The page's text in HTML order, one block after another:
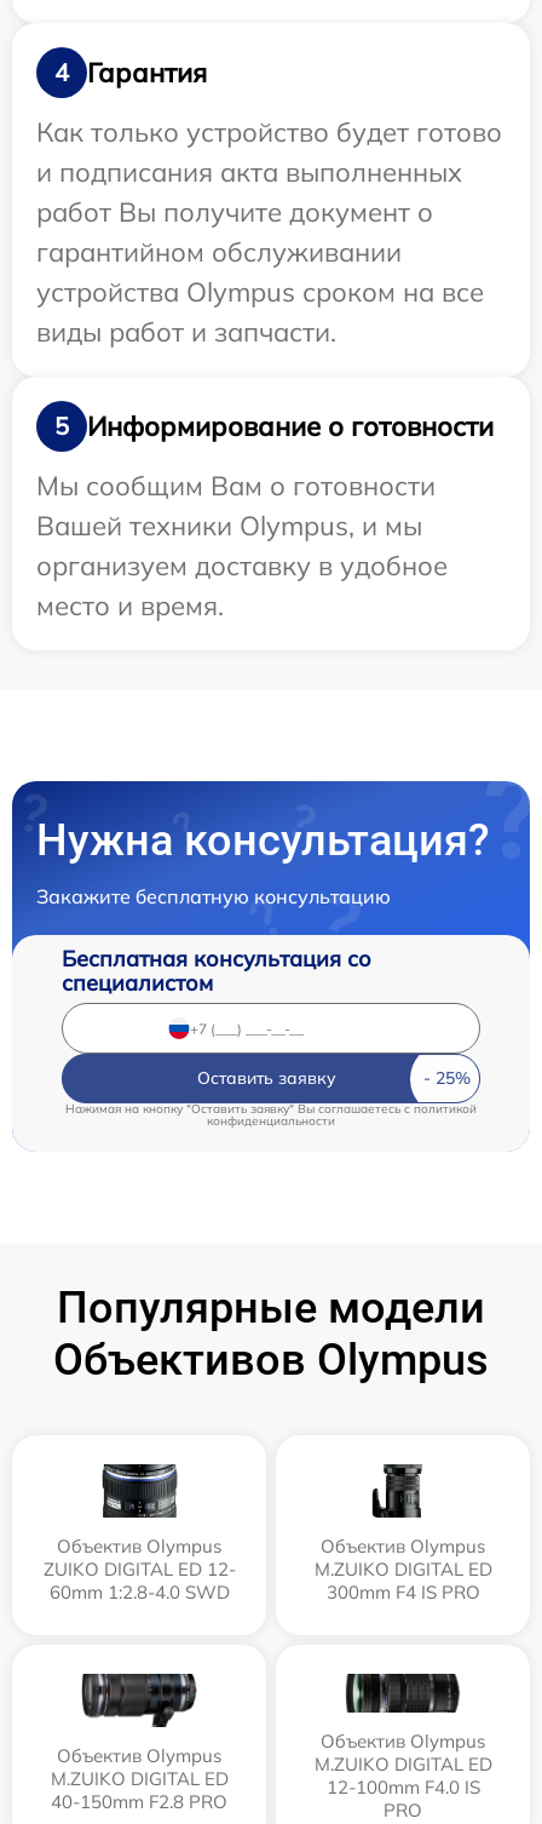
4
Гарантия
Как только устройство будет готово
и подписания акта выполненных
работ Вы получите документ о
гарантийном обслуживании
устройства Olympus сроком на все
виды работ и запчасти.
5
Информирование о готовности
Мы сообщим Вам о готовности
Вашей техники Olympus, и мы
организуем доставку в удобное
место и время.
Нужна консультация?
Закажите бесплатную консультацию
Бесплатная консультация со
специалистом
Оставить заявку
Нажимая на кнопку "Оставить заявку" Вы соглашаетесь c политикой
конфиденциальности
Популярные модели
Объективов Olympus
Объектив Olympus
ZUIKO DIGITAL ED 12-
60mm 1:2.8-4.0 SWD
Объектив Olympus
M.ZUIKO DIGITAL ED
300mm F4 IS PRO
Объектив Olympus
M.ZUIKO DIGITAL ED
40-150mm F2.8 PRO
Объектив Olympus
M.ZUIKO DIGITAL ED
12‑100mm F4.0 IS
PRO